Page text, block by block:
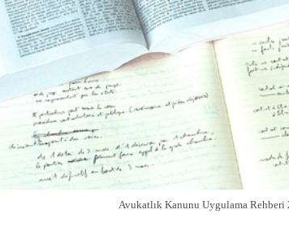
Avukatlık Kanunu Uygulama Rehberi